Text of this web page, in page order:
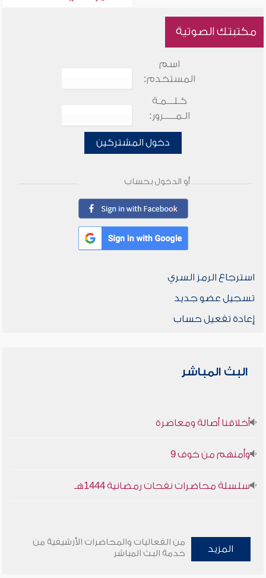
مكتبتك الصوتية
اسم
المستخدم:
كـلـــمـة
الـمـــــرور:
دخول المشتركين
أو الدخول بحساب
استرجاع الرمز السري
تسجيل عضو جديد
إعادة تفعيل حساب
البث المباشر
أخلاقنا أصالة ومعاصرة
وأمنهم من خوف 9
سلسلة محاضرات نفحات رمضانية 1444هـ
المزيد
من الفعاليات والمحاضرات الأرشيفية من
خدمة البث المباشر